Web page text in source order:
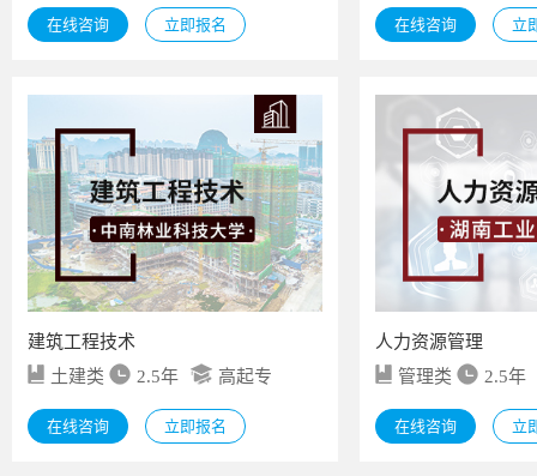
在线咨询 立即报名 在线咨询 立
建筑工程技术
土建类
2.5年 高起专
在线咨询 立即报名
人力资源管理
管理类
2.5年
在线咨询 立